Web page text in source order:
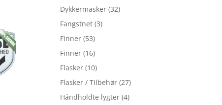
Dykkermasker (32)
Fangstnet (3)
Finner (53)
Finner (16)
Flasker (10)
Flasker / Tilbehør (27)
Håndholdte lygter (4)